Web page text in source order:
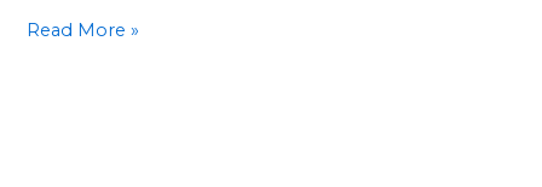
Read More »